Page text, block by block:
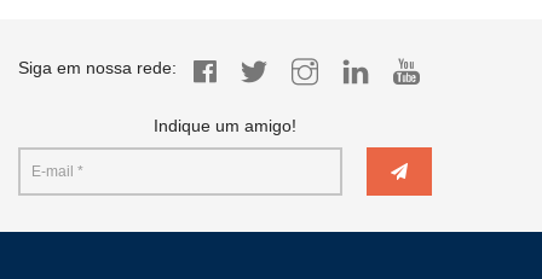
Siga em nossa rede:
Indique um amigo!